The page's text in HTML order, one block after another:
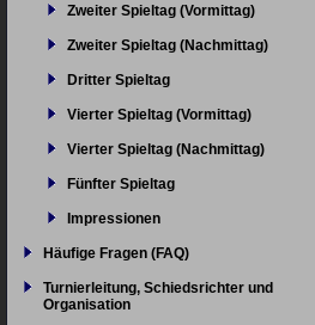
Zweiter Spieltag (Vormittag)
Zweiter Spieltag (Nachmittag)
Dritter Spieltag
Vierter Spieltag (Vormittag)
Vierter Spieltag (Nachmittag)
Fünfter Spieltag
Impressionen
Häufige Fragen (FAQ)
Turnierleitung, Schiedsrichter und
Organisation